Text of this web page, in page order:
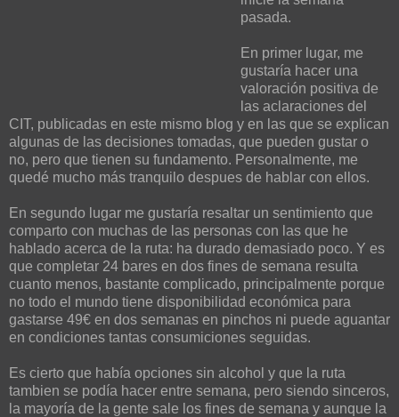
pasada.
En primer lugar, me
gustaría hacer una
valoración positiva de
las aclaraciones del
CIT, publicadas en este mismo blog y en las que se explican
algunas de las decisiones tomadas, que pueden gustar o
no, pero que tienen su fundamento. Personalmente, me
quedé mucho más tranquilo despues de hablar con ellos.
En segundo lugar me gustaría resaltar un sentimiento que
comparto con muchas de las personas con las que he
hablado acerca de la ruta: ha durado demasiado poco. Y es
que completar 24 bares en dos fines de semana resulta
cuanto menos, bastante complicado, principalmente porque
no todo el mundo tiene disponibilidad económica para
gastarse 49€ en dos semanas en pinchos ni puede aguantar
en condiciones tantas consumiciones seguidas.
Es cierto que había opciones sin alcohol y que la ruta
tambien se podía hacer entre semana, pero siendo sinceros,
la mayoría de la gente sale los fines de semana y aunque la